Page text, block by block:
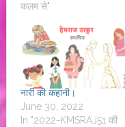
कलम से"
नारी की कहानी।
June 30, 2022
In "2022-KMSRAJ51 की